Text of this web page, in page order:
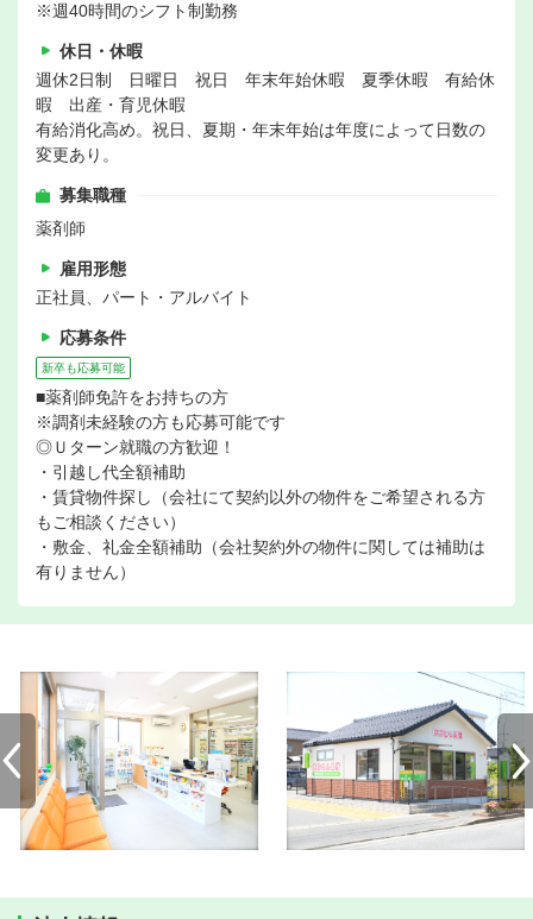
※週40時間のシフト制勤務
休日・休暇
週休2日制 日曜日 祝日 年末年始休暇 夏季休暇 有給休
暇 出産・育児休暇
有給消化高め。祝日、夏期・年末年始は年度によって日数の
変更あり。
募集職種
薬剤師
雇用形態
正社員、パート・アルバイト
応募条件
新卒も応募可能
■薬剤師免許をお持ちの方
※調剤未経験の方も応募可能です
◎Ｕターン就職の方歓迎！
・引越し代全額補助
・賃貸物件探し（会社にて契約以外の物件をご希望される方
もご相談ください）
・敷金、礼金全額補助（会社契約外の物件に関しては補助は
有りません）